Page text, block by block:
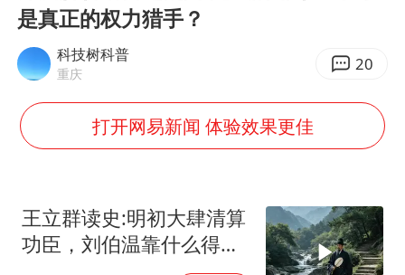
老挝国会主席赛宋蓬逝世
白海豚将正面袭击贯穿浙江
黄金牛市回来了吗
酒店花洒现排泄物住客索赔遭拒
是真正的权力猎手？
科技树科普
重庆 20
打开网易新闻 体验效果更佳
王立群读史:明初大肆清算
功臣，刘伯温靠什么得以